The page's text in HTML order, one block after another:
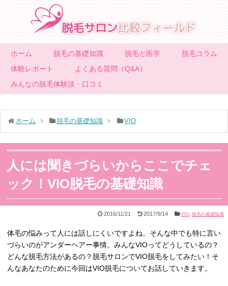
ホーム 脱毛の基礎知識 脱毛と医学
脱毛コラム
体験レポート
よくある質問（Q&A）
みんなの脱毛体験談・口コミ
ホーム 脱毛の基礎知識 VIO
人には聞きづらいからここでチェ
ック！VIO脱毛の基礎知識
2016/11/21 2017/9/14 VIO 脱毛の基礎知識
体毛の悩みって人には話しにくいですよね。そんな中でも特に言い
づらいのがアンダーヘアー事情。みんなVIOってどうしているの？
どんな脱毛方法があるの？脱毛サロンでVIO脱毛をしてみたい！そ
んなあなたのために今回はVIO脱毛についてお話していきます。